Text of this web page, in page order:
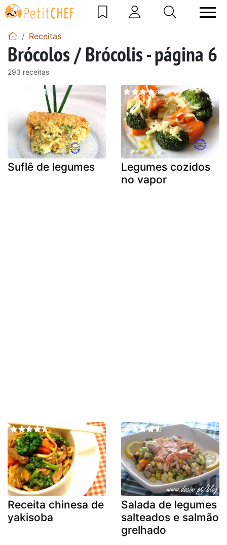
Receitas
Brócolos / Brócolis - página 6
293 receitas
Suflê de legumes
Legumes cozidos
no vapor
Receita chinesa de
yakisoba
Salada de legumes
salteados e salmão
grelhado